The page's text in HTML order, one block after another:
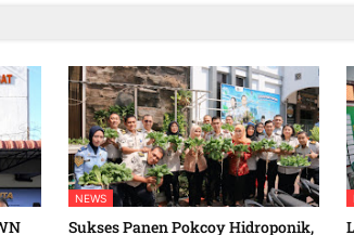
NEWS
Sukses Panen Pokcoy Hidroponik,